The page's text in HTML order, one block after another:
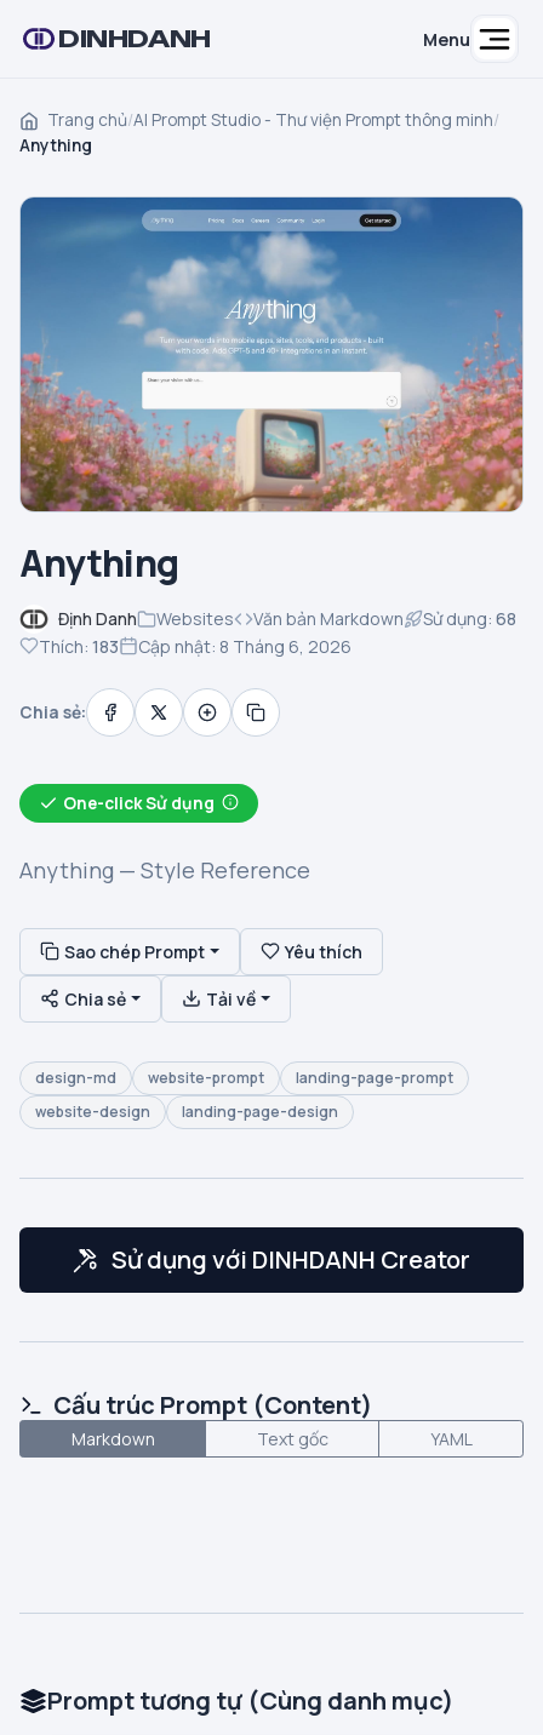
DINHDANH Menu
Trang chủ/AI Prompt Studio - Thư viện Prompt thông minh/
Anything
Anything
Định Danh Websites Văn bản Markdown Sử dụng: 68
Thích: 183 Cập nhật: 8 Tháng 6, 2026
Chia sẻ:
One-click Sử dụng
Anything — Style Reference
Sao chép Prompt Yêu thích
Chia sẻ Tải về
design-md website-prompt
landing-page-prompt
website-design
landing-page-design
Sử dụng với DINHDANH Creator
Cấu trúc Prompt (Content)
Markdown Text gốc YAML
Prompt tương tự (Cùng danh mục)